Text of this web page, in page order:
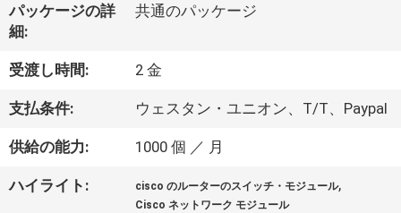
た
ち
に
つ
パッケージの詳
細:
共通のパッケージ
受渡し時間: 2 金
支払条件: ウェスタン・ユニオン、T/T、Paypal
供給の能力: 1000 個 ／ 月
ハイライト: cisco のルーターのスイッチ・モジュール,
Cisco ネットワーク モジュール